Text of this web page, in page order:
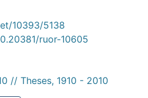
10393/5138
ruor-10605
// Theses, 1910 - 2010